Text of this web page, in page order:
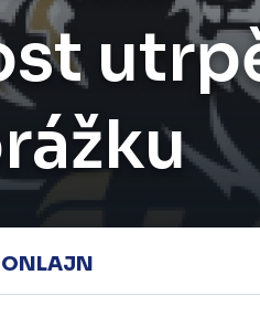
ONLAJN